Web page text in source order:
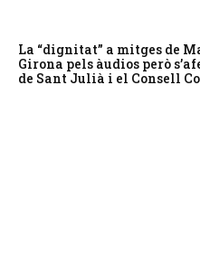
La “dignitat” a mitges de
Girona pels àudios però
de Sant Julià i el Consell